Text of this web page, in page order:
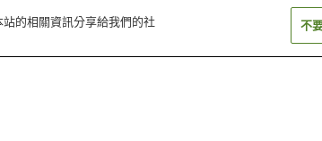
的相關資訊分享給我們的社
不